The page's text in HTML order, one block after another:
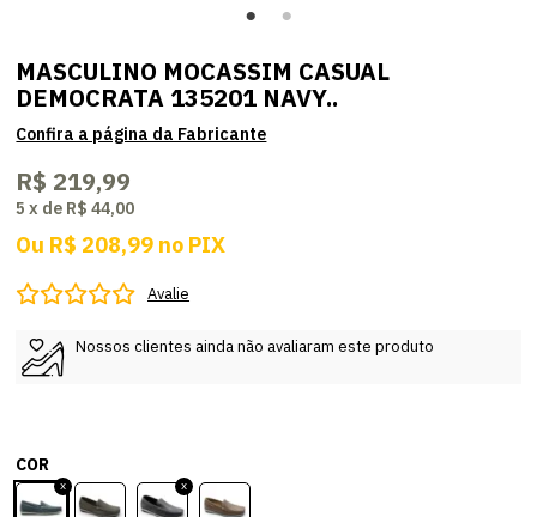
MASCULINO MOCASSIM CASUAL
DEMOCRATA 135201 NAVY..
R$ 219,99
5 x de R$ 44,00
Ou R$ 208,99 no PIX
Avalie
Nossos clientes ainda não avaliaram este produto
COR